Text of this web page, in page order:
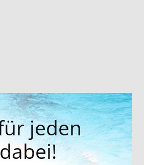
jeden